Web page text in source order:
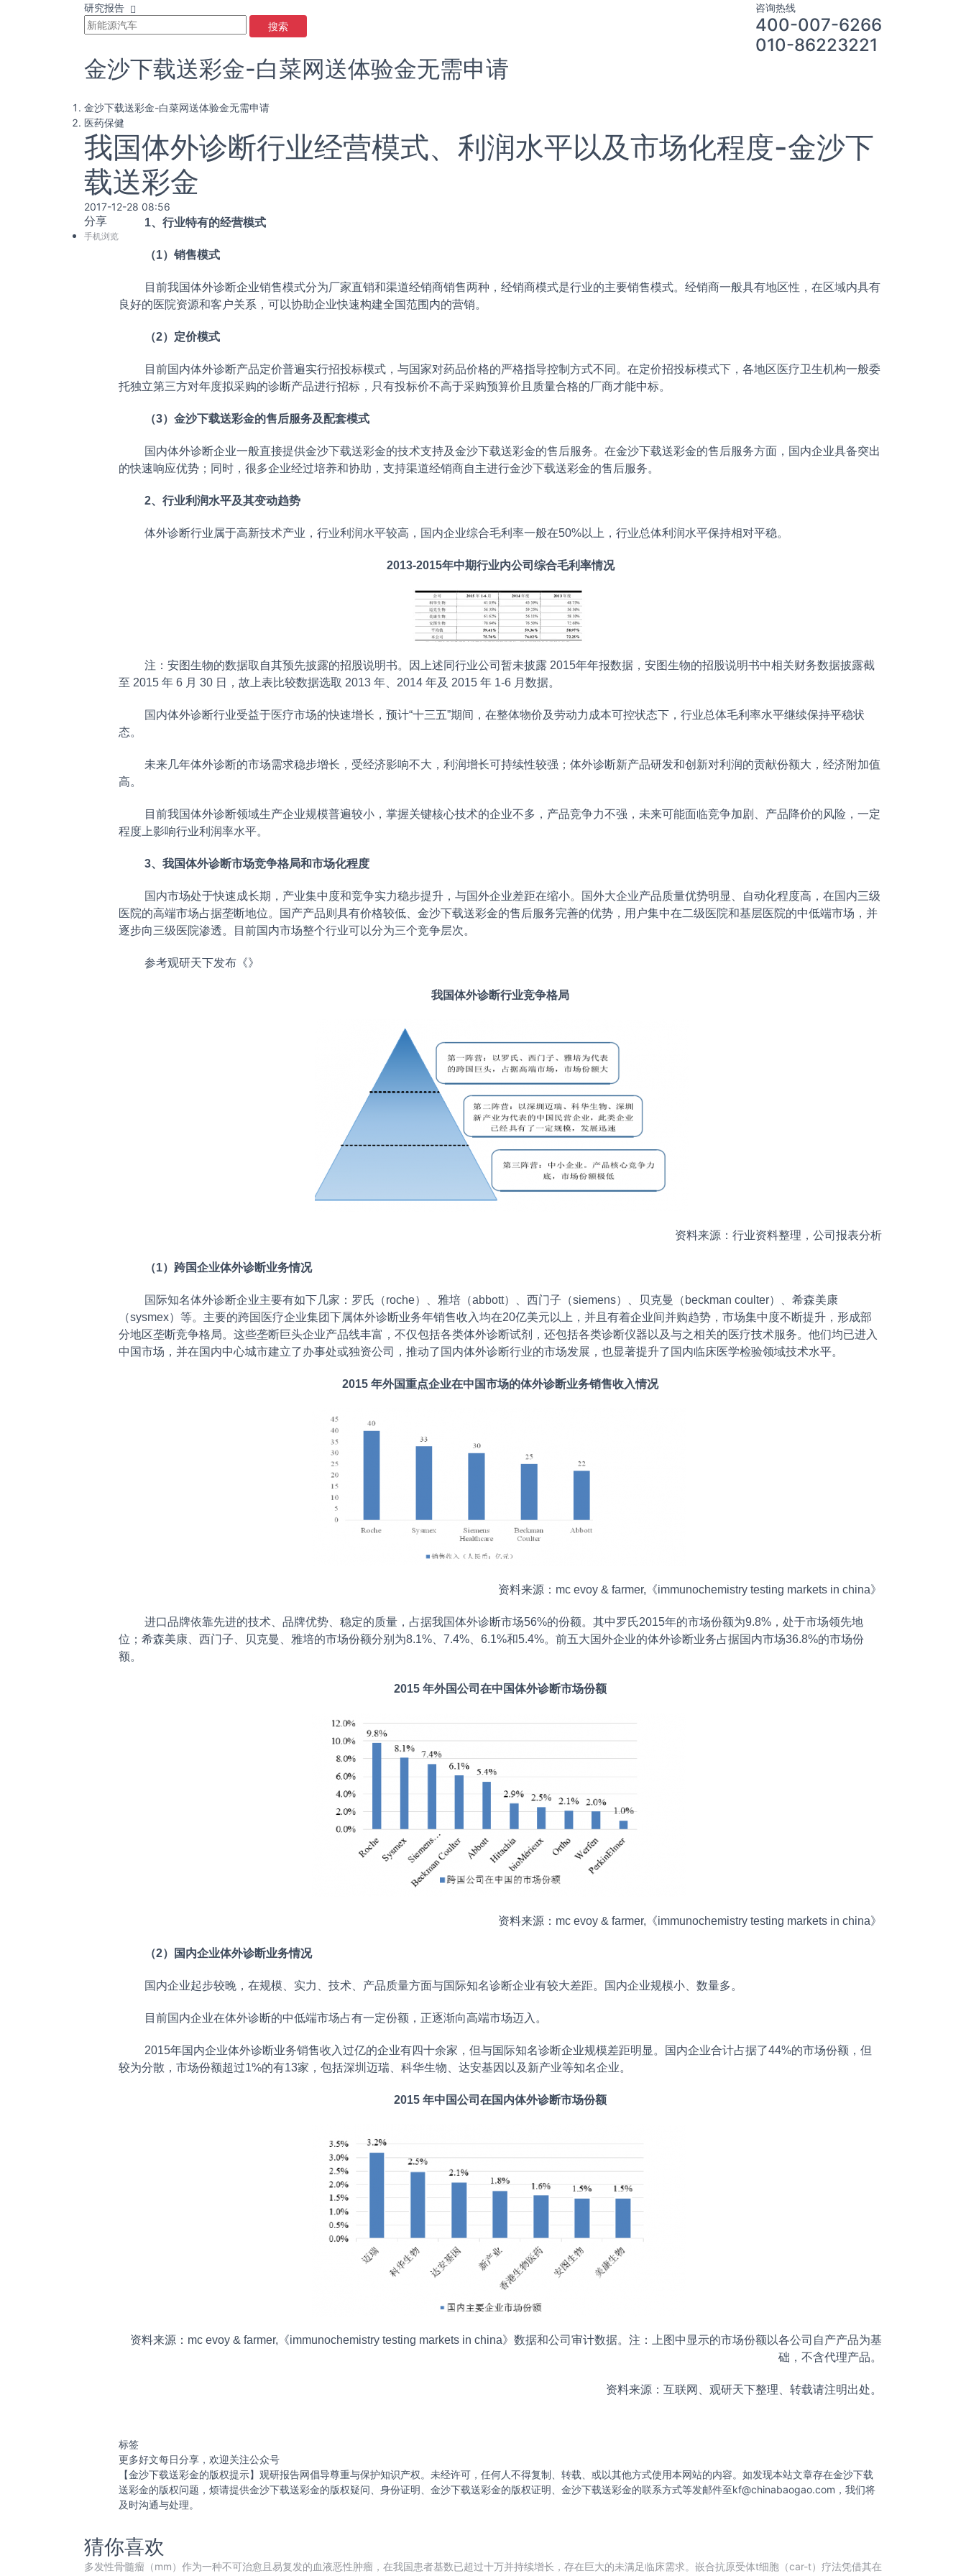
研究报告
搜索
咨询热线
400-007-6266
010-86223221
金沙下载送彩金-白菜网送体验金无需申请
金沙下载送彩金-白菜网送体验金无需申请
医药保健
我国体外诊断行业经营模式、利润水平以及市场化程度-金沙下
载送彩金
2017-12-28 08:56
分享
手机浏览
1、行业特有的经营模式
（1）销售模式
目前我国体外诊断企业销售模式分为厂家直销和渠道经销商销售两种，经销商模式是行业的主要销售模式。经销商一般具有地区性，在区域内具有
良好的医院资源和客户关系，可以协助企业快速构建全国范围内的营销。
（2）定价模式
目前国内体外诊断产品定价普遍实行招投标模式，与国家对药品价格的严格指导控制方式不同。在定价招投标模式下，各地区医疗卫生机构一般委
托独立第三方对年度拟采购的诊断产品进行招标，只有投标价不高于采购预算价且质量合格的厂商才能中标。
（3）金沙下载送彩金的售后服务及配套模式
国内体外诊断企业一般直接提供金沙下载送彩金的技术支持及金沙下载送彩金的售后服务。在金沙下载送彩金的售后服务方面，国内企业具备突出
的快速响应优势；同时，很多企业经过培养和协助，支持渠道经销商自主进行金沙下载送彩金的售后服务。
2、行业利润水平及其变动趋势
体外诊断行业属于高新技术产业，行业利润水平较高，国内企业综合毛利率一般在50%以上，行业总体利润水平保持相对平稳。
2013-2015年中期行业内公司综合毛利率情况
注：安图生物的数据取自其预先披露的招股说明书。因上述同行业公司暂未披露 2015年年报数据，安图生物的招股说明书中相关财务数据披露截
至 2015 年 6 月 30 日，故上表比较数据选取 2013 年、2014 年及 2015 年 1-6 月数据。
国内体外诊断行业受益于医疗市场的快速增长，预计“十三五”期间，在整体物价及劳动力成本可控状态下，行业总体毛利率水平继续保持平稳状
态。
未来几年体外诊断的市场需求稳步增长，受经济影响不大，利润增长可持续性较强；体外诊断新产品研发和创新对利润的贡献份额大，经济附加值
高。
目前我国体外诊断领域生产企业规模普遍较小，掌握关键核心技术的企业不多，产品竞争力不强，未来可能面临竞争加剧、产品降价的风险，一定
程度上影响行业利润率水平。
3、我国体外诊断市场竞争格局和市场化程度
国内市场处于快速成长期，产业集中度和竞争实力稳步提升，与国外企业差距在缩小。国外大企业产品质量优势明显、自动化程度高，在国内三级
医院的高端市场占据垄断地位。国产产品则具有价格较低、金沙下载送彩金的售后服务完善的优势，用户集中在二级医院和基层医院的中低端市场，并
逐步向三级医院渗透。目前国内市场整个行业可以分为三个竞争层次。
参考观研天下发布《》
我国体外诊断行业竞争格局
资料来源：行业资料整理，公司报表分析
（1）跨国企业体外诊断业务情况
国际知名体外诊断企业主要有如下几家：罗氏（roche）、雅培（abbott）、西门子（siemens）、贝克曼（beckman coulter）、希森美康
（sysmex）等。主要的跨国医疗企业集团下属体外诊断业务年销售收入均在20亿美元以上，并且有着企业间并购趋势，市场集中度不断提升，形成部
分地区垄断竞争格局。这些垄断巨头企业产品线丰富，不仅包括各类体外诊断试剂，还包括各类诊断仪器以及与之相关的医疗技术服务。他们均已进入
中国市场，并在国内中心城市建立了办事处或独资公司，推动了国内体外诊断行业的市场发展，也显著提升了国内临床医学检验领域技术水平。
2015 年外国重点企业在中国市场的体外诊断业务销售收入情况
资料来源：mc evoy & farmer,《immunochemistry testing markets in china》
进口品牌依靠先进的技术、品牌优势、稳定的质量，占据我国体外诊断市场56%的份额。其中罗氏2015年的市场份额为9.8%，处于市场领先地
位；希森美康、西门子、贝克曼、雅培的市场份额分别为8.1%、7.4%、6.1%和5.4%。前五大国外企业的体外诊断业务占据国内市场36.8%的市场份
额。
2015 年外国公司在中国体外诊断市场份额
资料来源：mc evoy & farmer,《immunochemistry testing markets in china》
（2）国内企业体外诊断业务情况
国内企业起步较晚，在规模、实力、技术、产品质量方面与国际知名诊断企业有较大差距。国内企业规模小、数量多。
目前国内企业在体外诊断的中低端市场占有一定份额，正逐渐向高端市场迈入。
2015年国内企业体外诊断业务销售收入过亿的企业有四十余家，但与国际知名诊断企业规模差距明显。国内企业合计占据了44%的市场份额，但
较为分散，市场份额超过1%的有13家，包括深圳迈瑞、科华生物、达安基因以及新产业等知名企业。
2015 年中国公司在国内体外诊断市场份额
资料来源：mc evoy & farmer,《immunochemistry testing markets in china》数据和公司审计数据。注：上图中显示的市场份额以各公司自产产品为基
础，不含代理产品。
资料来源：互联网、观研天下整理、转载请注明出处。
标签
更多好文每日分享，欢迎关注公众号
【金沙下载送彩金的版权提示】观研报告网倡导尊重与保护知识产权。未经许可，任何人不得复制、转载、或以其他方式使用本网站的内容。如发现本站文章存在金沙下载
送彩金的版权问题，烦请提供金沙下载送彩金的版权疑问、身份证明、金沙下载送彩金的版权证明、金沙下载送彩金的联系方式等发邮件至kf@chinabaogao.com ，我们将
及时沟通与处理。
猜你喜欢
多发性骨髓瘤（mm）作为一种不可治愈且易复发的血液恶性肿瘤，在我国患者基数已超过十万并持续增长，存在巨大的未满足临床需求。嵌合抗原受体t细胞（car-t）疗法凭借其在